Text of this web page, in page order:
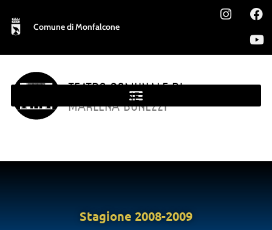
Comune di Monfalcone
TEATRO COMUNALE DI
MONFALCONE
MARLENA BONEZZI
Stagione 2008-2009